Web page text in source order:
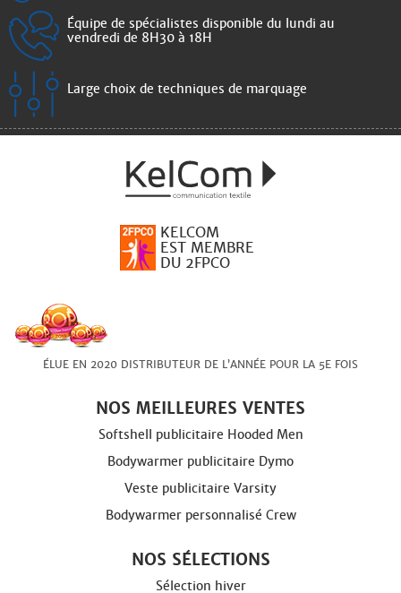
Équipe de spécialistes disponible du lundi au
vendredi de 8H30 à 18H
Large choix de techniques de marquage
KELCOM
EST MEMBRE
DU 2FPCO
ÉLUE EN 2020 DISTRIBUTEUR DE L’ANNÉE POUR LA 5E FOIS
NOS MEILLEURES VENTES
Softshell publicitaire Hooded Men
Bodywarmer publicitaire Dymo
Veste publicitaire Varsity
Bodywarmer personnalisé Crew
NOS SÉLECTIONS
Sélection hiver